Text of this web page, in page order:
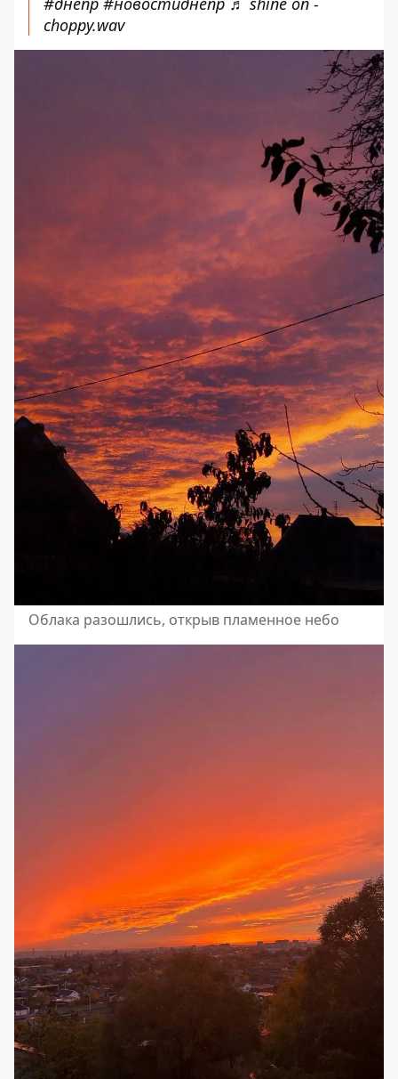
choppy.wav
Облака разошлись, открыв пламенное небо